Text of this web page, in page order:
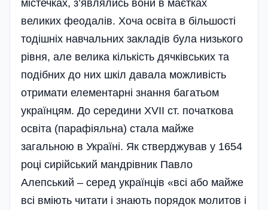
містечках, з’являлись вони в маєтках
великих феодалів. Хоча освіта в більшості
тодішніх навчальних закладів була низького
рівня, але велика кількість дячківських та
подібних до них шкіл давала можливість
отримати елементарні знання багатьом
українцям. До середини XVII ст. початкова
освіта (парафіяльна) стала майже
загальною в Україні. Як стверджував у 1654
році сирійський мандрівник Павло
Алепський – серед українців «всі або майже
всі вміють читати і знають порядок молитов і